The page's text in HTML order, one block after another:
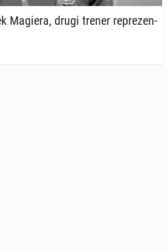
Magiera, drugi trener re­pre­zen­